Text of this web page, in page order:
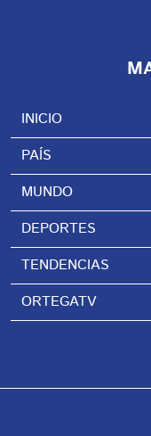
INICIO
PAÍS
MUNDO
DEPORTES
TENDENCIAS
ORTEGATV